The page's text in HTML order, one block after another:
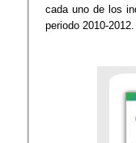
cada uno de los
periodo 2010-2012. ​